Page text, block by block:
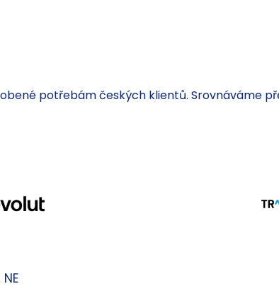
potřebám českých klientů. Srovnáváme
NE